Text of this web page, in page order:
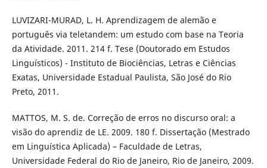
LUVIZARI-MURAD, L. H. Aprendizagem de alemão e
português via teletandem: um estudo com base na Teoria
da Atividade. 2011. 214 f. Tese (Doutorado em Estudos
Linguísticos) - Instituto de Biociências, Letras e Ciências
Exatas, Universidade Estadual Paulista, São José do Rio
Preto, 2011.
MATTOS, M. S. de. Correção de erros no discurso oral: a
visão do aprendiz de LE. 2009. 180 f. Dissertação (Mestrado
em Linguística Aplicada) – Faculdade de Letras,
Universidade Federal do Rio de Janeiro, Rio de Janeiro, 2009.